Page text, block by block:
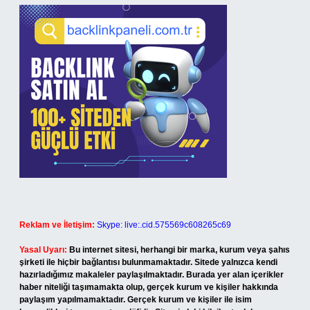
Reklam ve İletişim: Skype: live:.cid.575569c608265c69
Yasal Uyarı: Bu internet sitesi, herhangi bir marka, kurum veya şahıs
şirketi ile hiçbir bağlantısı bulunmamaktadır. Sitede yalnızca kendi
hazırladığımız makaleler paylaşılmaktadır. Burada yer alan içerikler
haber niteliği taşımamakta olup, gerçek kurum ve kişiler hakkında
paylaşım yapılmamaktadır. Gerçek kurum ve kişiler ile isim